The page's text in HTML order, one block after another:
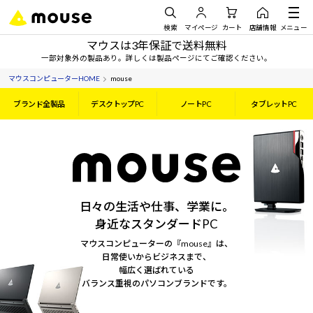
検索 マイページ カート 店舗情報 メニュー
マウスは3年保証で送料無料
一部対象外の製品あり。詳しくは製品ページにてご確認ください。
マウスコンピューターHOME mouse
ブランド全製品 デスクトップPC ノートPC タブレットPC
日々の生活や仕事、学業に。
身近なスタンダードPC
マウスコンピューターの『mouse』は、
日常使いからビジネスまで、
幅広く選ばれている
バランス重視のパソコンブランドです。